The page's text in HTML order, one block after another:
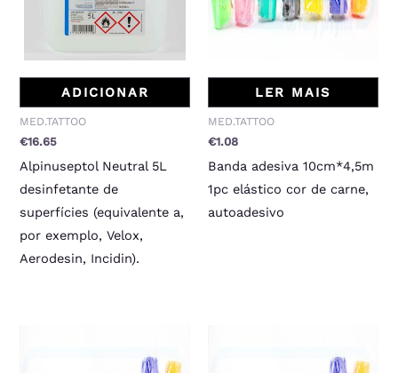
ADICIONAR
MED.TATTOO
€16.65
Alpinuseptol Neutral 5L
desinfetante de
superfícies (equivalente a,
por exemplo, Velox,
Aerodesin, Incidin).
LER MAIS
MED.TATTOO
€1.08
Banda adesiva 10cm*4,5m
1pc elástico cor de carne,
autoadesivo